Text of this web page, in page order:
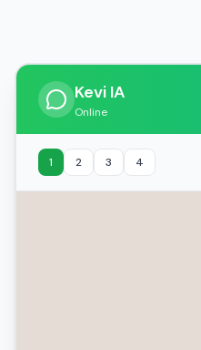
Kevi IA
Online
1 2 3 4